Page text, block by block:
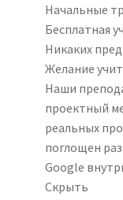
Начальные
Бесплатная
Никаких
Желание
Наши
проектный
реальных
поглощен
Google
Скрыть